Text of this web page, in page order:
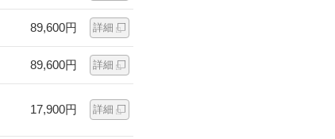
89,600円 詳細
89,600円 詳細
17,900円 詳細